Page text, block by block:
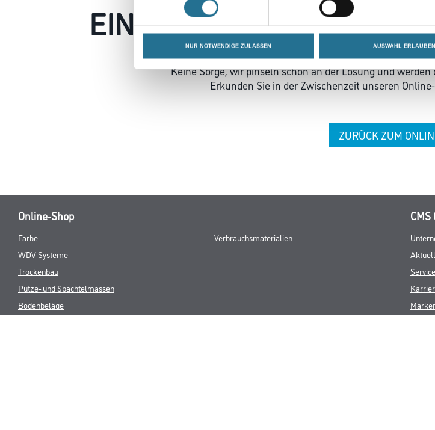
NUR NOTWENDIGE ZULASSEN AUSWAHL ERLAUBEN
EIN KLEINER
Keine Sorge, wir pinseln schon an der Lösung und
Erkunden Sie in der Zwischenzeit unseren
ZURÜCK ZUM
Online-Shop
Farbe
WDV-Systeme
Trockenbau
Putze- und Spachtelmassen
Bodenbeläge
Verbrauchsmaterialien
CMS